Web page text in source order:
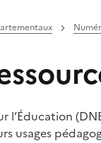
l’Éducation
usages